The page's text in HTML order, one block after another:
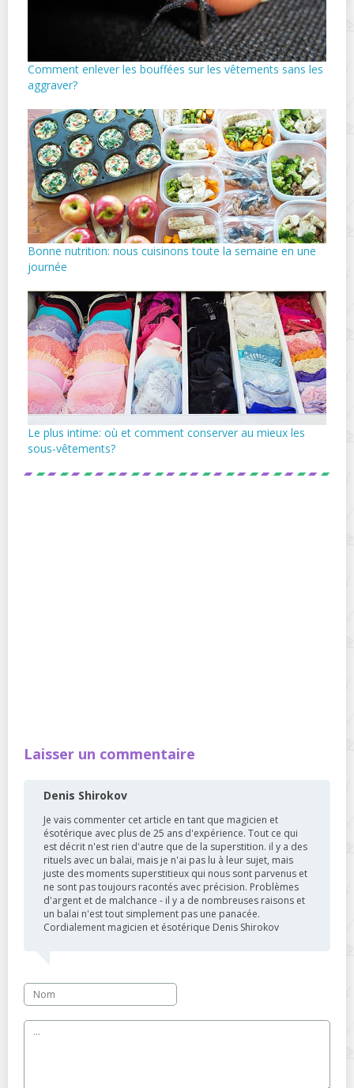
Comment enlever les bouffées sur les vêtements sans les
aggraver?
Bonne nutrition: nous cuisinons toute la semaine en une
journée
Le plus intime: où et comment conserver au mieux les
sous-vêtements?
Laisser un commentaire
Denis Shirokov
Je vais commenter cet article en tant que magicien et
ésotérique avec plus de 25 ans d'expérience. Tout ce qui
est décrit n'est rien d'autre que de la superstition. il y a des
rituels avec un balai, mais je n'ai pas lu à leur sujet, mais
juste des moments superstitieux qui nous sont parvenus et
ne sont pas toujours racontés avec précision. Problèmes
d'argent et de malchance - il y a de nombreuses raisons et
un balai n'est tout simplement pas une panacée.
Cordialement magicien et ésotérique Denis Shirokov